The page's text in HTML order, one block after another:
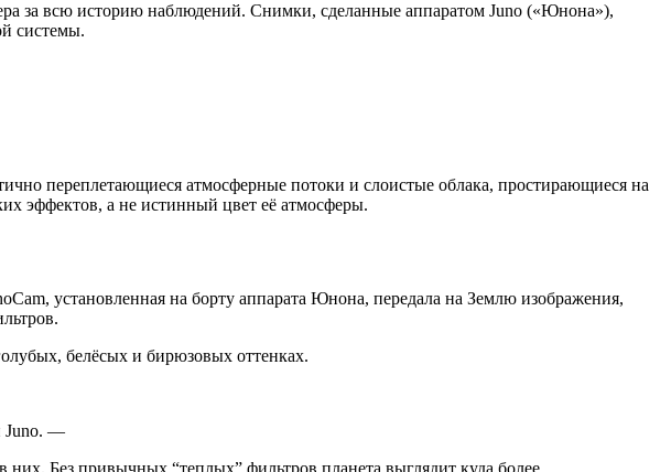
за всю историю наблюдений. Снимки, сделанные аппаратом Juno («Юнона»),
системы.
переплетающиеся атмосферные потоки и слоистые облака, простирающиеся на
эффектов, а не истинный цвет её атмосферы.
установленная на борту аппарата Юнона, передала на Землю изображения,
белёсых и бирюзовых оттенках.
Juno. —